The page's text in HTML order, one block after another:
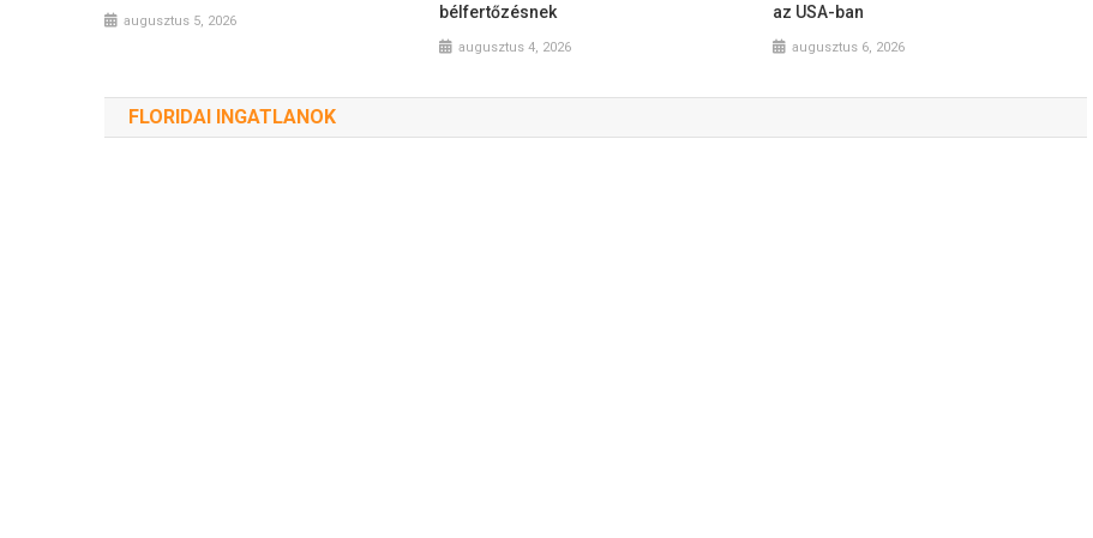
augusztus 5, 2026
bélfertőzésnek
augusztus 4, 2026
az USA-ban
augusztus 6, 2026
FLORIDAI INGATLANOK